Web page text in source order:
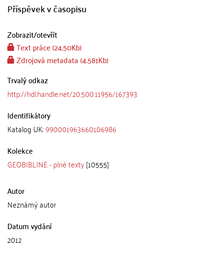
Příspěvek v časopisu
Zobrazit/otevřít
Text práce (24.50Kb)
Zdrojová metadata (4.581Kb)
Trvalý odkaz
http://hdl.handle.net/20.500.11956/167393
Identifikátory
Katalog UK:990001963660106986
Kolekce
GEOBIBLINE - plné texty[10555]
Autor
Neznámý autor
Datum vydání
2012